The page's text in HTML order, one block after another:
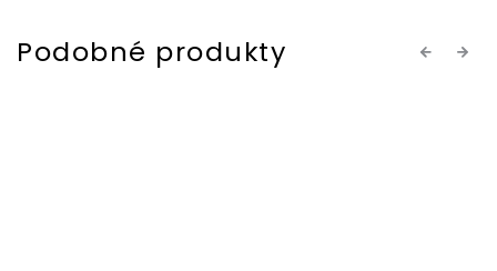
Previous
Next